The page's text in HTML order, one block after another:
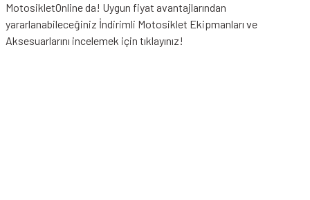
MotosikletOnline da! Uygun fiyat avantajlarından
yararlanabileceğiniz İndirimli Motosiklet Ekipmanları ve
Aksesuarlarını incelemek için tıklayınız!